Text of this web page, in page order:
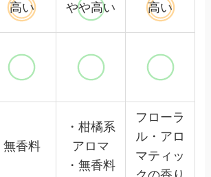
高い やや高い 高い
無香料
・柑橘系
アロマ
・無香料
フローラ
ル・アロ
マティッ